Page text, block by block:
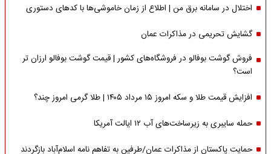
اختلال در سامانه برق من | اطلاع از زمان خاموشی‌ها با کدهای دستوری
گشایش تحریمی در مذاکرات عمان
فروش گوشت بوفالو در فروشگاه‌های کشور | قیمت گوشت بوفالو ارزان تر
است؟
افزایش قیمت طلا و سکه امروز ۱۵ مرداد ۱۴۰۵ | طلا گرمی امروز چند؟
حمله سایبری به زیرساخت‌های آب ۱۲ ایالت آمریکا
حمایت پاکستان از مذاکرات عمان/طرفین به تفاهم نامه اسلام‌آباد بازگردند